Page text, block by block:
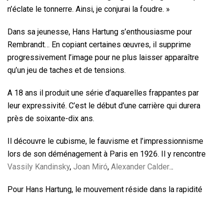
n’éclate le tonnerre. Ainsi, je conjurai la foudre. »
Dans sa jeunesse, Hans Hartung s’enthousiasme pour
Rembrandt… En copiant certaines œuvres, il supprime
progressivement l’image pour ne plus laisser apparaître
qu’un jeu de taches et de tensions.
A 18 ans il produit une série d’aquarelles frappantes par
leur expressivité. C’est le début d’une carrière qui durera
près de soixante-dix ans.
Il découvre le cubisme, le fauvisme et l’impressionnisme
lors de son déménagement à Paris en 1926. Il y rencontre
Vassily Kandinsky, Joan Miró, Alexander Calder...
Pour Hans Hartung, le mouvement réside dans la rapidité